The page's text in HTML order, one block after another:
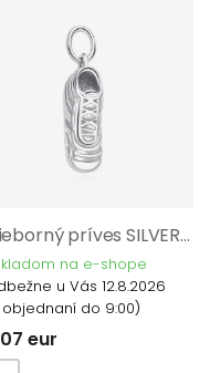
Strieborný príves SILVERO 925/1000 P112005
na e-shope
u Vás 12.8.2026
do 9:00)
eur